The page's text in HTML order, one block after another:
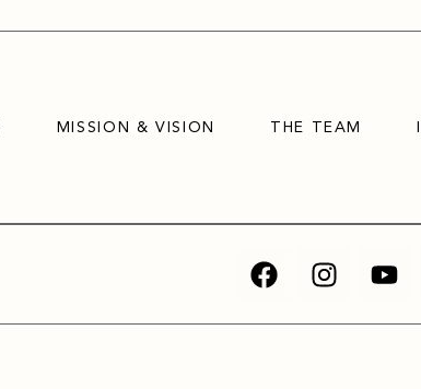
MISSION & VISION THE TEAM